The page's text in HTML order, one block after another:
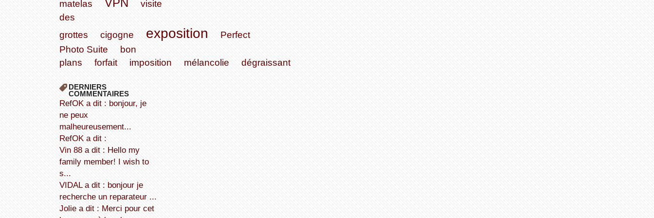
matelas VPN
visite
des
grottes
cigogne exposition
Perfect
Photo Suite
bon
plans
forfait imposition mélancolie dégraissant
DERNIERS
COMMENTAIRES
refOK a dit : bonjour, je
ne peux
malheureusement...
refOK a dit :
Vin 88 a dit : Hello my
family member! I wish to
s...
VIDAL a dit : bonjour je
recherche un reparateur ...
Jolie a dit : Merci pour cet